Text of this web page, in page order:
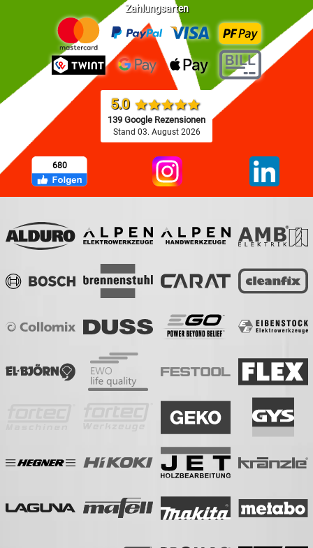
Zahlungsarten
5.0
139 Google Rezensionen
Stand 03. August 2026
680